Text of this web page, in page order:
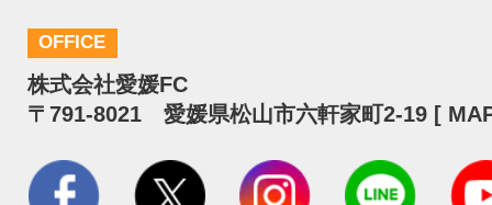
OFFICE
株式会社愛媛FC
〒791-8021 愛媛県松山市六軒家町2-19 [